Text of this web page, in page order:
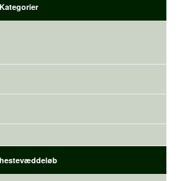
Kategorier